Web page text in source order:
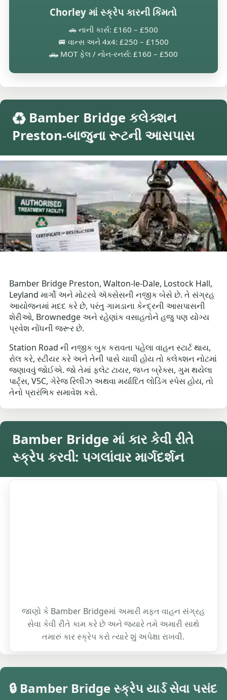
Chorley માં સ્ક્રેપ કારની કિંમતો
🚗 નાની કાર્સ: £160 – £500
🚐 વાન્સ અને 4x4: £250 – £1500
🛻 MOT ફેલ / નોન-રનર્સ: £160 – £500
♻️ Bamber Bridge કલેક્શન
Preston-બાજુના રૂટની આસપાસ
Bamber Bridge Preston, Walton-le-Dale, Lostock Hall,
Leyland માર્ગો અને મોટરવે ઍક્સેસની નજીક બેસે છે. તે સંગ્રહ
આયોજનમાં મદદ કરે છે, પરંતુ ગામડાના કેન્દ્રની આસપાસની
શેરીઓ, Brownedge અને રહેણાંક વસાહતોને હજુ પણ યોગ્ય
પ્રવેશ નોંધની જરૂર છે.
Station Road ની નજીક બુક કરાવતા પહેલા વાહન સ્ટાર્ટ થાય,
રોલ કરે, સ્ટીયર કરે અને તેની પાસે ચાવી હોય તો કલેક્શન નોટમાં
જણાવવું જોઈએ. જો તેમાં ફ્લેટ ટાયર, જપ્ત બ્રેક્સ, ગુમ થયેલા
પાર્ટ્સ, V5C, ગેરેજ રિલીઝ અથવા મર્યાદિત લોડિંગ સ્પેસ હોય, તો
તેનો પ્રારંભિક સમાવેશ કરો.
Bamber Bridge માં કાર કેવી રીતે
સ્ક્રેપ કરવી: પગલાંવાર માર્ગદર્શન
જાણો કે Bamber Bridgeમાં અમારી મફત વાહન સંગ્રહ
સેવા કેવી રીતે કામ કરે છે અને જ્યારે તમે અમારી સાથે
તમારું કાર સ્ક્રેપ કરો ત્યારે શું અપેક્ષા રાખવી.
🔒 Bamber Bridge સ્ક્રેપ યાર્ડ સેવા પસંદ